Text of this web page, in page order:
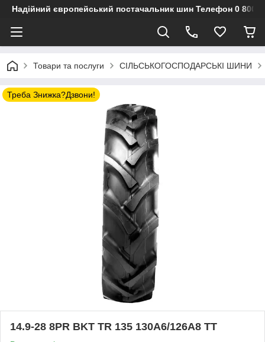
Надійний європейський постачальник шин Телефон 0 800
Товари та послуги СІЛЬСЬКОГОСПОДАРСЬКІ ШИНИ
Треба Знижка?Дзвони!
14.9-28 8PR BKT TR 135 130A6/126A8 TT